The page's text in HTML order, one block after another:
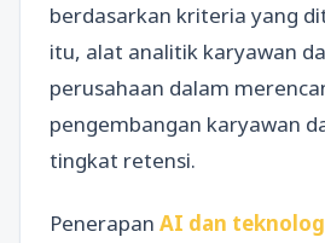
berdasarkan kriteria yang
itu, alat analitik karyawan
perusahaan dalam
pengembangan karyawan
tingkat retensi.
Penerapan AI dan